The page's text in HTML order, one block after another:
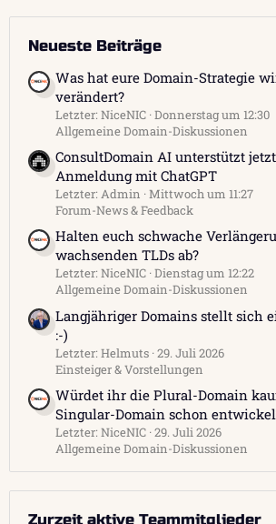
Neueste Beiträge
Was hat eure Domain-Strategie
verändert?
Letzter: NiceNIC Donnerstag um 12:30
Allgemeine Domain-Diskussionen
ConsultDomain AI unterstützt
Anmeldung mit ChatGPT
Letzter: Admin Mittwoch um 11:27
Forum-News & Feedback
Halten euch schwache
wachsenden TLDs ab?
Letzter: NiceNIC Dienstag um 12:22
Allgemeine Domain-Diskussionen
Langjähriger Domains stellt sich
:-)
Letzter: Helmuts 29. Juli 2026
Einsteiger & Vorstellungen
Würdet ihr die Plural-Domain
Singular-Domain schon
Letzter: NiceNIC 29. Juli 2026
Allgemeine Domain-Diskussionen
Zurzeit aktive Teammitglieder